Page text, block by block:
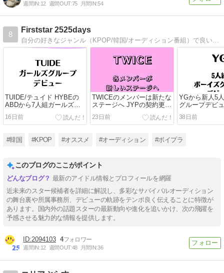
週間IN:12 週間OUT:75 月間IN:54
8
Firststar 2525days
自分の好きなジャンル（KPOP/韓国/オーディション番組）で良いと思ったものを紹介するブログ。日常に散りばめられた楽しいこと、実際に良いと思ったものを書いています。
TUIDE/テュイド HYBEの
ABDから7人組ガールズグ
ループデビュー
16日前
TWICEのメンバーは新たな
ステージへ JYPの契約更新
で個人活動は別事務所？
23日前
YGから新人5
グループデビ
38日前
#韓国 #KPOP #オススメ #オーディション #ボイプラ
このブログのここがポイント
最新のアイドル情報とプロフィールを網羅
近未来のスター候補者を詳細に解説し、多彩なサバイバルオーディション
の舞台裏や所属事務所、デビューの軌跡をテンポ良く伝えることに特徴が
あります。国内外の話題スターの最新動向や進化を追いかけ、次の飛躍を
予感させる魅力的な情報を提供します。
2094103 4
週間IN:12 週間OUT:48 月間IN:36